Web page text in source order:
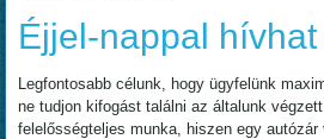
Éjjel-nappal
Legfontosabb célunk, hogy ügyfelünk
ne tudjon kifogást találni az általunk
felelősségteljes munka, hiszen egy